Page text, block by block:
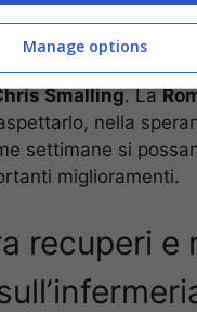
non sarebbero
dei precisi
Smalling. La
nella
settimane si
miglioramenti.
recuperi e
Manage options